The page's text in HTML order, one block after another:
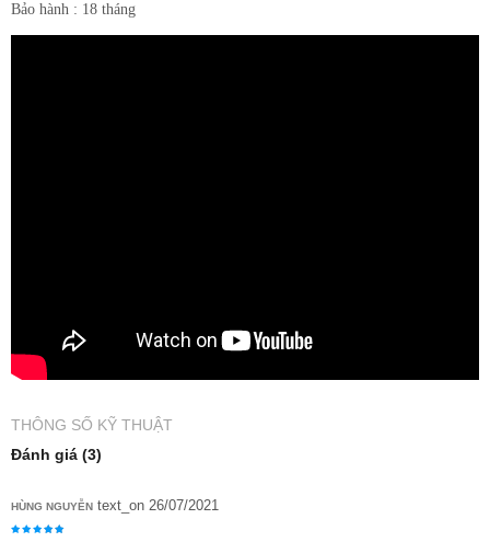
Bảo hành : 18 tháng
THÔNG SỐ KỸ THUẬT
Đánh giá (3)
HÙNG NGUYỄN text_on 26/07/2021